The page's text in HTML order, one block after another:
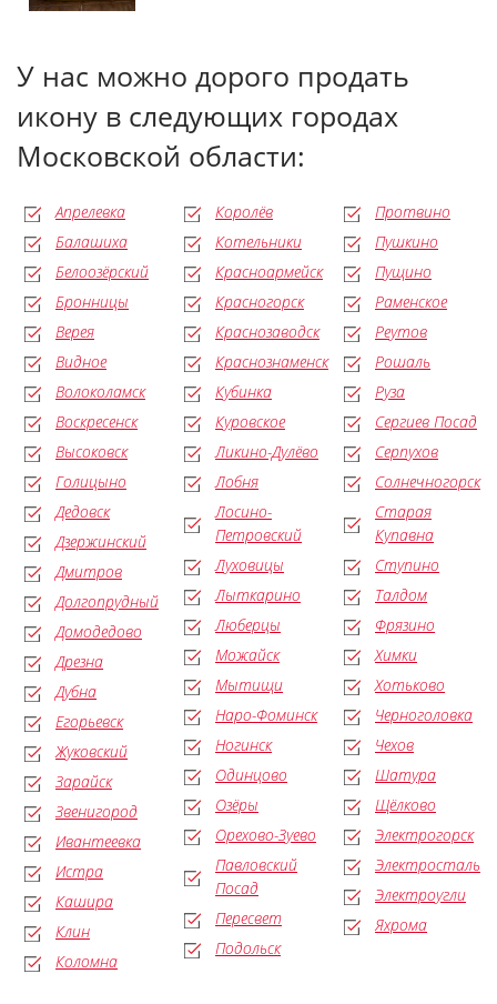
У нас можно дорого продать
икону в следующих городах
Московской области:
Апрелевка
Балашиха
Белоозёрский
Бронницы
Верея
Видное
Волоколамск
Воскресенск
Высоковск
Голицыно
Дедовск
Дзержинский
Дмитров
Долгопрудный
Домодедово
Дрезна
Дубна
Егорьевск
Жуковский
Зарайск
Звенигород
Ивантеевка
Истра
Кашира
Клин
Коломна
Королёв
Котельники
Красноармейск
Красногорск
Краснозаводск
Краснознаменск
Кубинка
Куровское
Ликино-Дулёво
Лобня
Лосино-
Петровский
Луховицы
Лыткарино
Люберцы
Можайск
Мытищи
Наро-Фоминск
Ногинск
Одинцово
Озёры
Орехово-Зуево
Павловский
Посад
Пересвет
Подольск
Протвино
Пушкино
Пущино
Раменское
Реутов
Рошаль
Руза
Сергиев Посад
Серпухов
Солнечногорск
Старая
Купавна
Ступино
Талдом
Фрязино
Химки
Хотьково
Черноголовка
Чехов
Шатура
Щёлково
Электрогорск
Электросталь
Электроугли
Яхрома